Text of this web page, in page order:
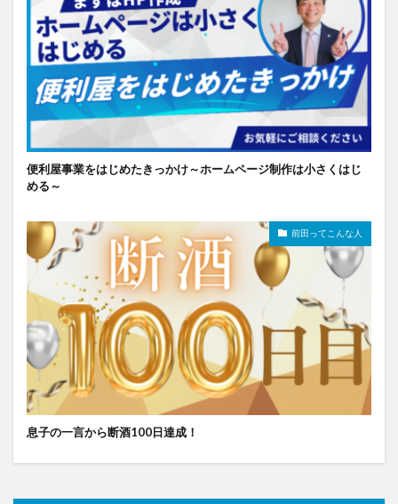
便利屋事業をはじめたきっかけ～ホームページ制作は小さくはじ
める～
前田ってこんな人
息子の一言から断酒100日達成！